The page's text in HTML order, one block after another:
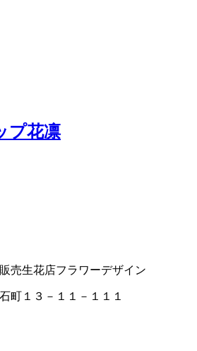
プ花凛
売生花店フラワーデザイン
町１３－１１－１１１